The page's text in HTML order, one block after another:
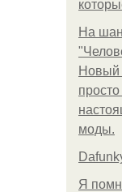
На
Новый
моды.
Я